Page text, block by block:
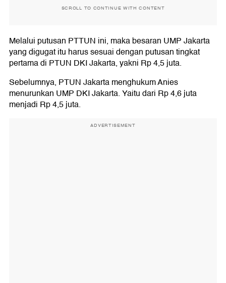
SCROLL TO CONTINUE WITH CONTENT
Melalui putusan PTTUN ini, maka besaran UMP Jakarta
yang digugat itu harus sesuai dengan putusan tingkat
pertama di PTUN DKI Jakarta, yakni Rp 4,5 juta.
Sebelumnya, PTUN Jakarta menghukum Anies
menurunkan UMP DKI Jakarta. Yaitu dari Rp 4,6 juta
menjadi Rp 4,5 juta.
ADVERTISEMENT